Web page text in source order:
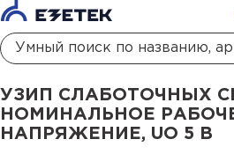
ГлавнаяКаталог УЗИПУЗИП систем
УЗИП СЛАБОТОЧНЫХ
НОМИНАЛЬНОЕ
НАПРЯЖЕНИЕ, UO 5 В